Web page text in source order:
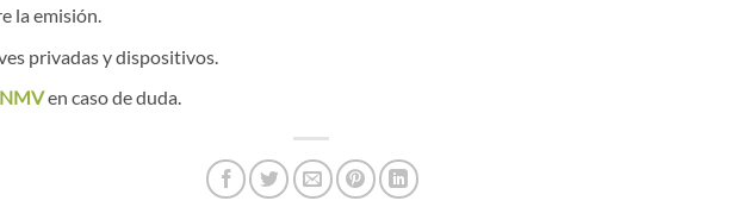
la emisión.
privadas y dispositivos.
en caso de duda.